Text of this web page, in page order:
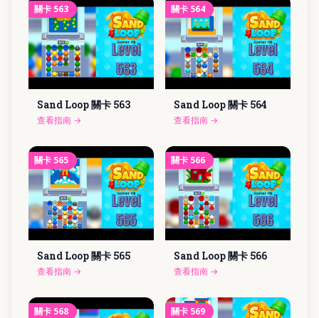
關卡 563
Sand Loop 關卡 563
查看指南 →
關卡 564
Sand Loop 關卡 564
查看指南 →
關卡 565
Sand Loop 關卡 565
查看指南 →
關卡 566
Sand Loop 關卡 566
查看指南 →
關卡 568 關卡 569